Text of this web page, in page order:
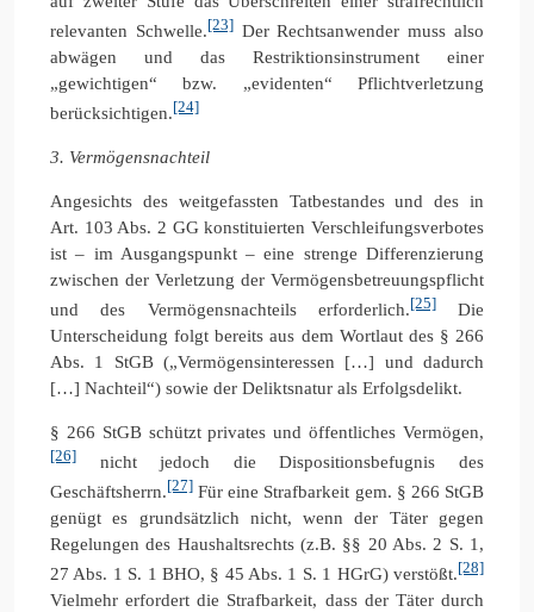
relevanten Schwelle.[23]Der Rechtsanwender muss also
abwägen und das Restriktionsinstrument einer
„gewichtigen“ bzw. „evidenten“ Pflichtverletzung
berücksichtigen.[24]
3. Vermögensnachteil
Angesichts des weitgefassten Tatbestandes und des in
Art. 103 Abs. 2 GG konstituierten Verschleifungsverbotes
ist – im Ausgangspunkt – eine strenge Differenzierung
zwischen der Verletzung der Vermögensbetreuungspflicht
und des Vermögensnachteils erforderlich.[25]Die
Unterscheidung folgt bereits aus dem Wortlaut des § 266
Abs. 1 StGB („Vermögensinteressen […] und dadurch
[…] Nachteil“) sowie der Deliktsnatur als Erfolgsdelikt.
§ 266 StGB schützt privates und öffentliches Vermögen,
[26] nicht jedoch die Dispositionsbefugnis des
Geschäftsherrn.[27] Für eine Strafbarkeit gem. § 266 StGB
genügt es grundsätzlich nicht, wenn der Täter gegen
Regelungen des Haushaltsrechts (z.B. §§ 20 Abs. 2 S. 1,
27 Abs. 1 S. 1 BHO, § 45 Abs. 1 S. 1 HGrG) verstößt.[28]
Vielmehr erfordert die Strafbarkeit, dass der Täter durch